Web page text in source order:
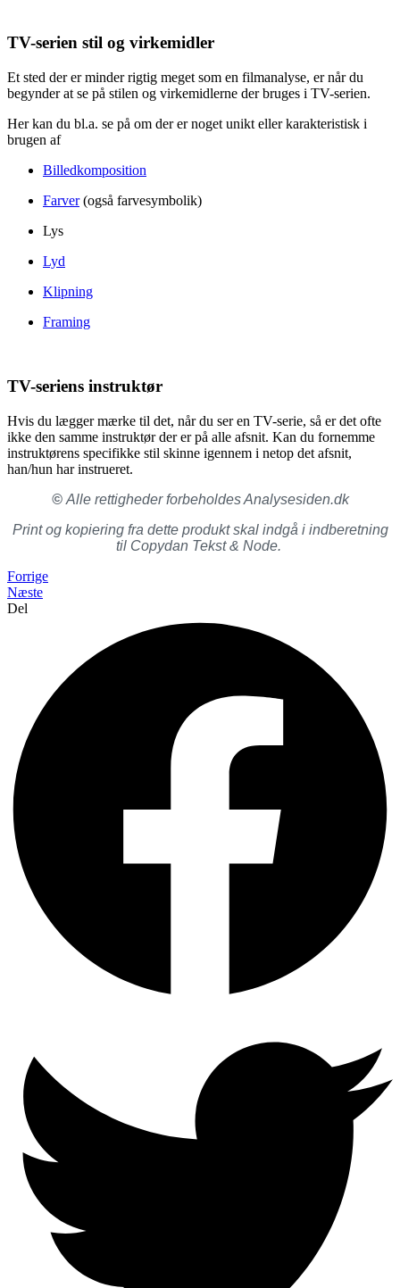
TV-serien stil og virkemidler
Et sted der er minder rigtig meget som en filmanalyse, er når du
begynder at se på stilen og virkemidlerne der bruges i TV-serien.
Her kan du bl.a. se på om der er noget unikt eller karakteristisk i
brugen af
Billedkomposition
Farver(også farvesymbolik)
Lys
Lyd
Klipning
Framing
TV-seriens instruktør
Hvis du lægger mærke til det, når du ser en TV-serie, så er det ofte
ikke den samme instruktør der er på alle afsnit. Kan du fornemme
instruktørens specifikke stil skinne igennem i netop det afsnit,
han/hun har instrueret.
© Alle rettigheder forbeholdes Analysesiden.dk
Print og kopiering fra dette produkt skal indgå i indberetning
til Copydan Tekst & Node.
Forrige
Næste
Del